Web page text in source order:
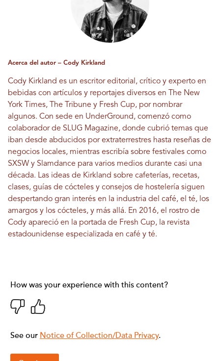
Acerca del autor – Cody Kirkland
Cody Kirkland es un escritor editorial, crítico y experto en
bebidas con artículos y reportajes diversos en The New
York Times, The Tribune y Fresh Cup, por nombrar
algunos. Con sede en UnderGround, comenzó como
colaborador de SLUG Magazine, donde cubrió temas que
iban desde abducidos por extraterrestres hasta reseñas de
negocios locales, mientras escribía sobre festivales como
SXSW y Slamdance para varios medios durante casi una
década. Las ideas de Kirkland sobre cafeterías, recetas,
clases, guías de cócteles y consejos de hostelería siguen
despertando gran interés en la industria del café, el té, los
amargos y los cócteles, y más allá. En 2016, el rostro de
Cody apareció en la portada de Fresh Cup, la revista
estadounidense especializada en café y té.